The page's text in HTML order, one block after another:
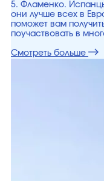
5. Фламенко.
они лучше всех в
поможет вам
поучаствовать в
Смотреть больше